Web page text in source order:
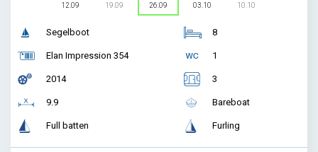
12.09
19.09
26.09
03.10
10.10
Segelboot
Elan Impression 354
2014
9.9
Full batten
8
1
3
Bareboat
Furling